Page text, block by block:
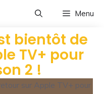
Menu
bientôt de
TV+ pour
2 !